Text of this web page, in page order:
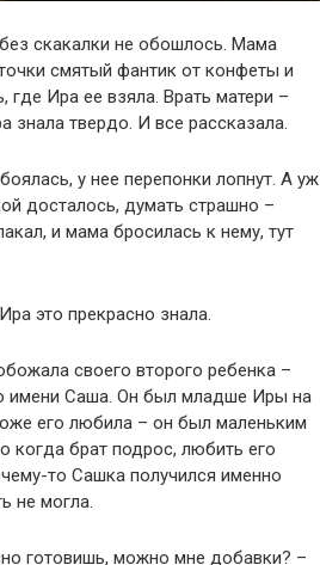
скакалки не обошлось. Мама
смятый фантик от конфеты и
где Ира ее взяла. Врать матери –
знала твердо. И все рассказала.
у нее перепонки лопнут. А уж
досталось, думать страшно –
и мама бросилась к нему, тут
это прекрасно знала.
своего второго ребенка –
имени Саша. Он был младше Иры на
его любила – он был маленьким
когда брат подрос, любить его
то Сашка получился именно
не могла.
готовишь, можно мне добавки? –